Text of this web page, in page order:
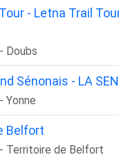
- Letna Trail
Doubs
Sénonais - LA
Yonne
Belfort
Territoire de Belfort